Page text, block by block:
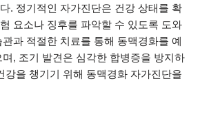
. 정기적인 자가진단은 건강 상태를 확
요소나 징후를 파악할 수 있도록 도와
과 적절한 치료를 통해 동맥경화를 예
, 조기 발견은 심각한 합병증을 방지하
강을 챙기기 위해 동맥경화 자가진단을